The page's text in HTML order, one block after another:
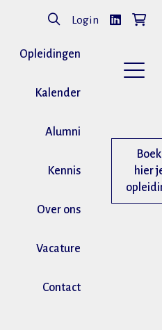
Login
Opleidingen
Kalender
Alumni
Kennis
Over ons
Vacature
Contact
Boek
hier